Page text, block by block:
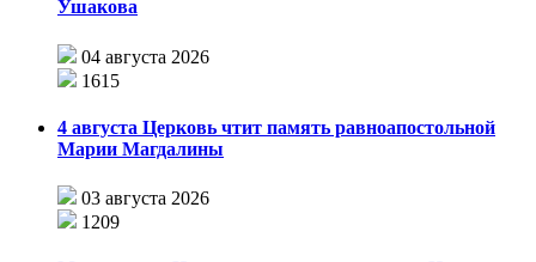
Ушакова
04 августа 2026
1615
4 августа Церковь чтит память равноапостольной
Марии Магдалины
03 августа 2026
1209